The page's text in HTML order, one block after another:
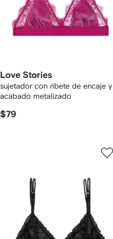
Love Stories
sujetador con ribete de encaje y
acabado metalizado
$79